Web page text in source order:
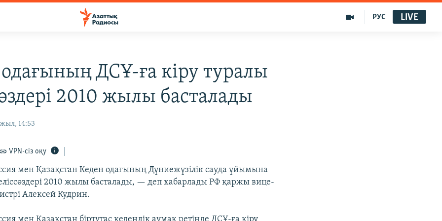
РУС LIVE
ДСҰ-ға кіру туралы
2010 жылы басталады
14:53
VPN-сіз оқу
мен Қазақстан Кеден одағының Дүниежүзілік сауда ұйымына
2010 жылы басталады, — деп хабарлады РФ қаржы вице-
Алексей Кудрин.